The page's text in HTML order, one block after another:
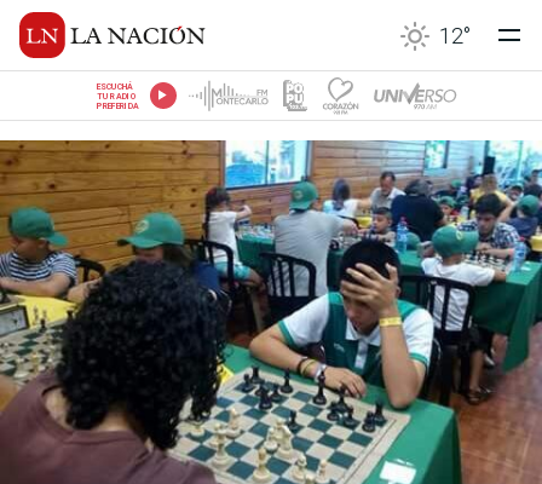
12°
ESCUCHÁ
TU RADIO
PREFERIDA